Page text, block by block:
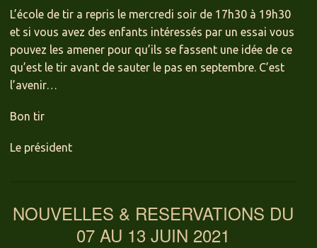
L’école de tir a repris le mercredi soir de 17h30 à 19h30
et si vous avez des enfants intéressés par un essai vous
pouvez les amener pour qu’ils se fassent une idée de ce
qu’est le tir avant de sauter le pas en septembre. C’est
l’avenir…
Bon tir
Le président
NOUVELLES & RESERVATIONS DU
07 AU 13 JUIN 2021